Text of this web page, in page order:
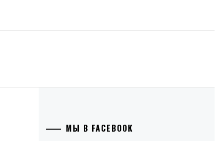
МЫ В FACEBOOK